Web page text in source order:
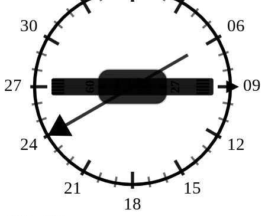
06
09
12
15
18
21
24
27
30
27
09 12 kt